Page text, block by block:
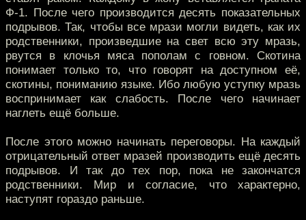
Ф-1. После чего производится десять показательных
подрывов. Так, чтобы все мрази могли видеть, как их
родственники, произведшие на свет всю эту мразь,
рвутся в клочья мяса пополам с говном. Скотина
понимает только то, что говорят на доступном её,
скотины, пониманию языке. Ибо любую уступку мразь
воспринимает как слабость. После чего начинает
наглеть ещё больше.
После этого можно начинать переговоры. На каждый
отрицательный ответ мразей производить ещё десять
подрывов. И так до тех пор, пока не закончатся
родственники. Мир и согласие, что характерно,
наступят гораздо раньше.